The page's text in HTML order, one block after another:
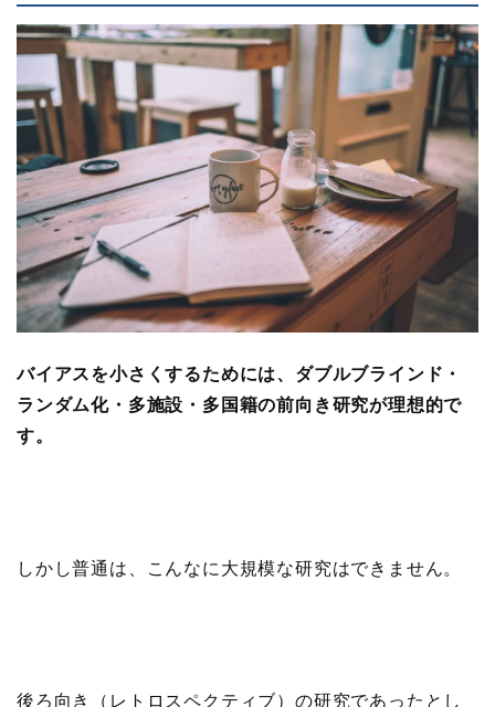
バイアスを小さくするためには、ダブルブラインド・
ランダム化・多施設・多国籍の前向き研究が理想的で
す。
しかし普通は、こんなに大規模な研究はできません。
後ろ向き（レトロスペクティブ）の研究であったとし